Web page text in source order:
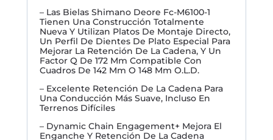
– Las Bielas Shimano Deore Fc-M6100-1
Tienen Una Construcción Totalmente
Nueva Y Utilizan Platos De Montaje Directo,
Un Perfil De Dientes De Plato Especial Para
Mejorar La Retención De La Cadena, Y Un
Factor Q De 172 Mm Compatible Con
Cuadros De 142 Mm O 148 Mm O.L.D.
– Excelente Retención De La Cadena Para
Una Conducción Más Suave, Incluso En
Terrenos Difíciles
– Dynamic Chain Engagement+ Mejora El
Enganche Y Retención De La Cadena